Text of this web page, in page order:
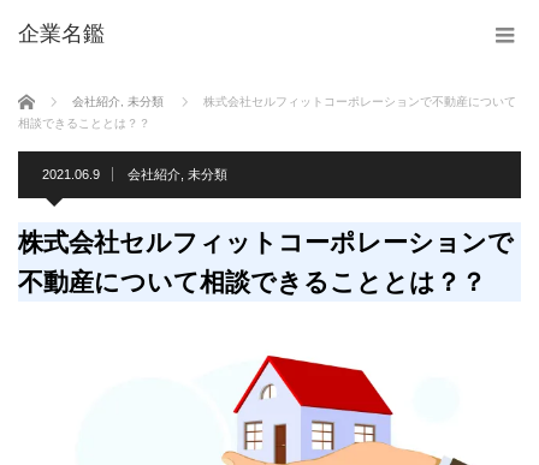
企業名鑑
ホーム 会社紹介 未分類
株式会社セルフィットコーポレーションで不動産について
相談できることとは？？
2021.06.9 会社紹介 未分類
株式会社セルフィットコーポレーションで
不動産について相談できることとは？？